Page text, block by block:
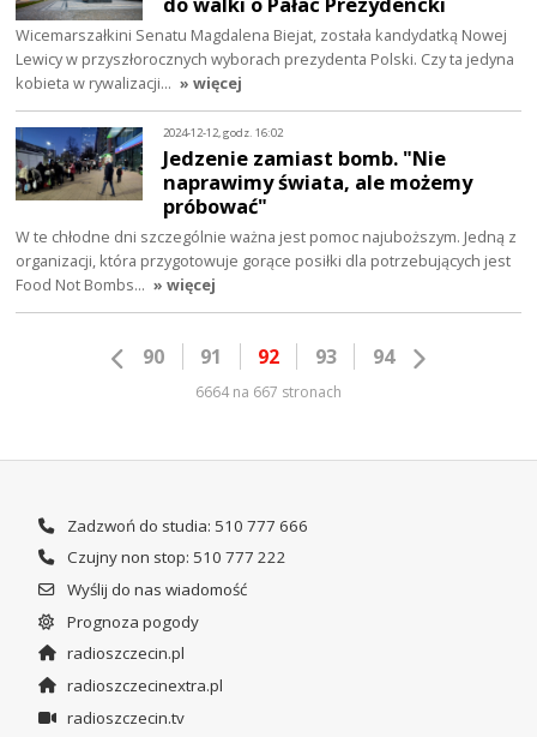
Wicemarszałkini Senatu Magdalena Biejat, została kandydatką Nowej
Lewicy w przyszłorocznych wyborach prezydenta Polski. Czy ta jedyna
kobieta w rywalizacji… » więcej
2024-12-12, godz. 16:02
Jedzenie zamiast bomb. "Nie
naprawimy świata, ale możemy
próbować"
W te chłodne dni szczególnie ważna jest pomoc najuboższym. Jedną z
organizacji, która przygotowuje gorące posiłki dla potrzebujących jest
Food Not Bombs… » więcej
90 91 92 93 94
6664 na 667 stronach
Zadzwoń do studia: 510 777 666
Czujny non stop: 510 777 222
Wyślij do nas wiadomość
Prognoza pogody
radioszczecin.pl
radioszczecinextra.pl
radioszczecin.tv